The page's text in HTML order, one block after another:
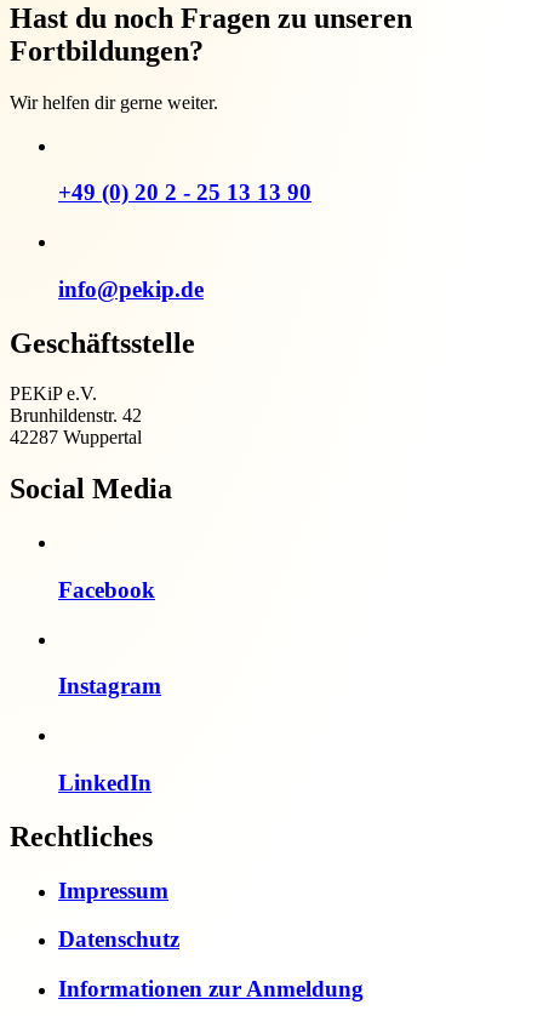
Hast du noch Fragen zu unseren
Fortbildungen?
Wir helfen dir gerne weiter.
+49 (0) 20 2 - 25 13 13 90
info@pekip.de
Geschäftsstelle
PEKiP e.V.
Brunhildenstr. 42
42287 Wuppertal
Social Media
Facebook
Instagram
LinkedIn
Rechtliches
Impressum
Datenschutz
Informationen zur Anmeldung